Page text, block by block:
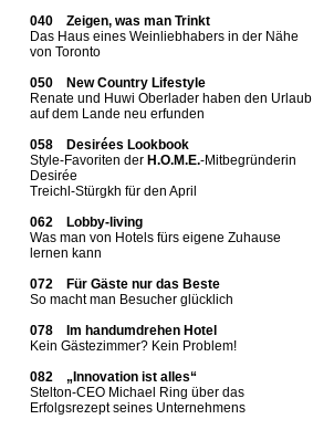
040 Zeigen, was man Trinkt
Das Haus eines Weinliebhabers in der Nähe
von Toronto
050 New Country Lifestyle
Renate und Huwi Oberlader haben den Urlaub
auf dem Lande neu erfunden
058 Desirées Lookbook
Style-Favoriten der H.O.M.E.-Mitbegründerin
Desirée
Treichl-Stürgkh für den April
062 Lobby-living
Was man von Hotels fürs eigene Zuhause
lernen kann
072 Für Gäste nur das Beste
So macht man Besucher glücklich
078 Im handumdrehen Hotel
Kein Gästezimmer? Kein Problem!
082 „Innovation ist alles“
Stelton-CEO Michael Ring über das
Erfolgsrezept seines Unternehmens